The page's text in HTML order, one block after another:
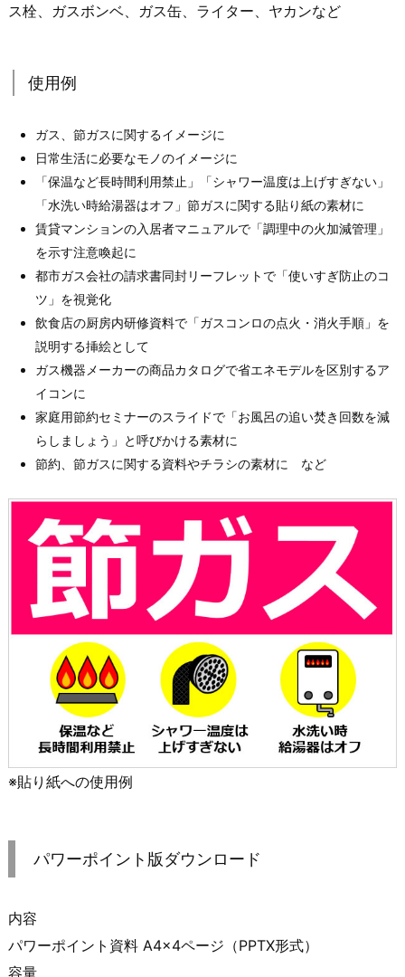
ス栓、ガスボンベ、ガス缶、ライター、ヤカンなど
使用例
ガス、節ガスに関するイメージに
日常生活に必要なモノのイメージに
「保温など長時間利用禁止」「シャワー温度は上げすぎない」
「水洗い時給湯器はオフ」節ガスに関する貼り紙の素材に
賃貸マンションの入居者マニュアルで「調理中の火加減管理」
を示す注意喚起に
都市ガス会社の請求書同封リーフレットで「使いすぎ防止のコ
ツ」を視覚化
飲食店の厨房内研修資料で「ガスコンロの点火・消火手順」を
説明する挿絵として
ガス機器メーカーの商品カタログで省エネモデルを区別するア
イコンに
家庭用節約セミナーのスライドで「お風呂の追い焚き回数を減
らしましょう」と呼びかける素材に
節約、節ガスに関する資料やチラシの素材に など
※貼り紙への使用例
パワーポイント版ダウンロード
内容
パワーポイント資料 A4×4ページ（PPTX形式）
容量